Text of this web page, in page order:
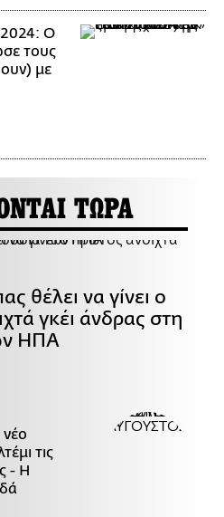
Ο
τους
με
ΤΩΡΑ
θέλει να γίνει ο
γκέι άνδρας στη
ΗΠΑ
νέο
τις
- Η